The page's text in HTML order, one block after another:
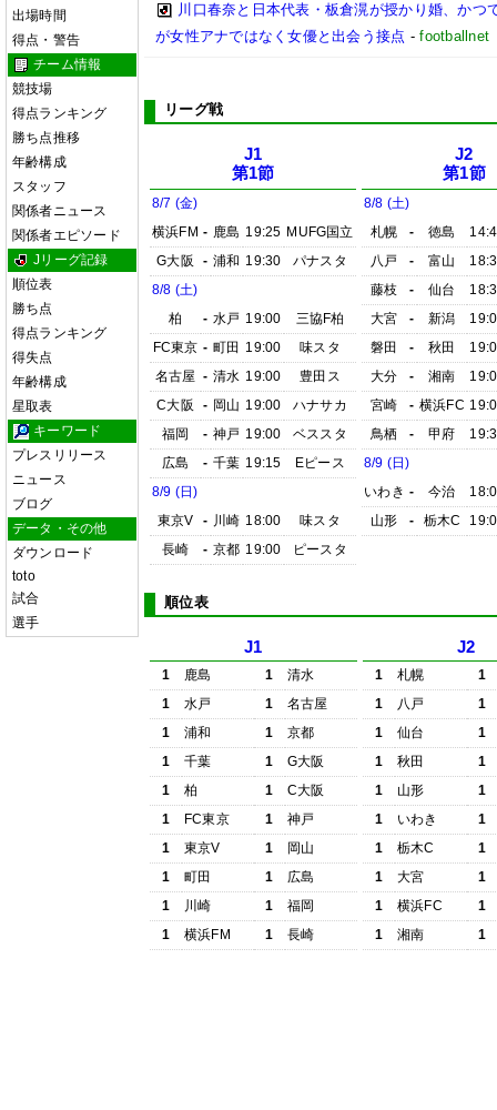
出場時間
得点・警告
チーム情報
競技場
得点ランキング
勝ち点推移
年齢構成
スタッフ
関係者ニュース
関係者エピソード
Jリーグ記録
順位表
勝ち点
得点ランキング
得失点
年齢構成
星取表
キーワード
プレスリリース
ニュース
ブログ
データ・その他
ダウンロード
toto
試合
選手
川口春奈と日本代表・板倉滉が授かり婚、か
が女性アナではなく女優と出会う接点 -footballnet
リーグ戦
J1
第1節
8/7 (金)
横浜FM - 鹿島 19:25 MUFG国立
G大阪
- 浦和 19:30
パナスタ
8/8 (土)
柏
- 水戸 19:00
三協F柏
FC東京 - 町田 19:00
味スタ
名古屋 - 清水 19:00
豊田ス
C大阪
- 岡山 19:00
ハナサカ
福岡
- 神戸 19:00
ベススタ
広島
- 千葉 19:15
Eピース
8/9 (日)
東京V
- 川崎 18:00
味スタ
長崎
- 京都 19:00 ピースタ
J2
第1節
8/8 (土)
札幌
- 徳島
八戸
- 富山
藤枝
- 仙台
大宮
- 新潟
磐田
- 秋田
大分
- 湘南
宮崎
- 横浜FC
鳥栖
- 甲府
8/9 (日)
いわき - 今治
山形
- 栃木C
順位表
J1
1 鹿島 1
清水
1
水戸 1
名古屋
1
浦和 1
京都
1
千葉 1
G大阪
1
柏 1
C大阪
1
FC東京 1
神戸
1
東京V 1
岡山
1
町田 1
広島
1
川崎 1
福岡
1
横浜FM 1 長崎
J2
1 札幌
1
1
八戸
1
1
仙台
1
1
秋田
1
1
山形
1
1
いわき
1
1
栃木C
1
1
大宮
1
1
横浜FC
1
1
湘南 1